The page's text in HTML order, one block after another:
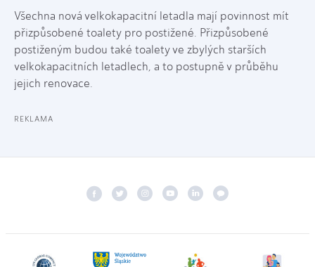
Všechna nová velkokapacitní letadla mají povinnost mít
přizpůsobené toalety pro postižené. Přizpůsobené
postiženým budou také toalety ve zbylých starších
velkokapacitních letadlech, a to postupně v průběhu
jejich renovace.
REKLAMA